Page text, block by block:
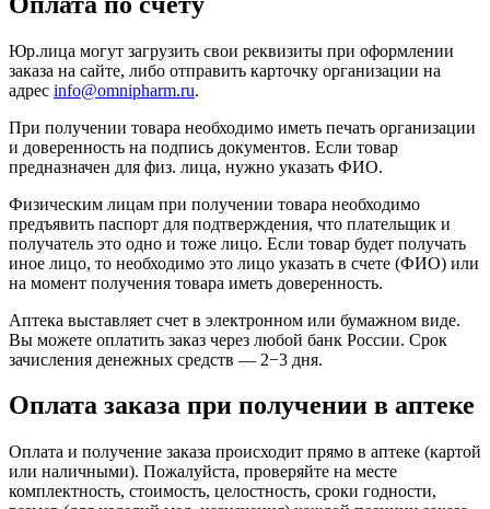
Юр.лица могут загрузить свои реквизиты при оформлении
заказа на сайте, либо отправить карточку организации на
адрес info@omnipharm.ru.
При получении товара необходимо иметь печать организации
и доверенность на подпись документов. Если товар
предназначен для физ. лица, нужно указать ФИО.
Физическим лицам при получении товара необходимо
предъявить паспорт для подтверждения, что плательщик и
получатель это одно и тоже лицо. Если товар будет получать
иное лицо, то необходимо это лицо указать в счете (ФИО) или
на момент получения товара иметь доверенность.
Аптека выставляет счет в электронном или бумажном виде.
Вы можете оплатить заказ через любой банк России. Срок
зачисления денежных средств — 2−3 дня.
Оплата заказа при получении в аптеке
Оплата и получение заказа происходит прямо в аптеке (картой
или наличными). Пожалуйста, проверяйте на месте
комплектность, стоимость, целостность, сроки годности,